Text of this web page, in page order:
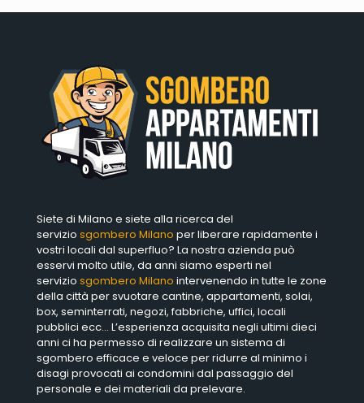
Siete di Milano e siete alla ricerca del
servizio sgombero Milano per liberare rapidamente i
vostri locali dal superfluo? La nostra azienda può
esservi molto utile, da anni siamo esperti nel
servizio sgombero Milano intervenendo in tutte le zone
della città per svuotare cantine, appartamenti, solai,
box, seminterrati, negozi, fabbriche, uffici, locali
pubblici ecc… L’esperienza acquisita negli ultimi dieci
anni ci ha permesso di realizzare un sistema di
sgombero efficace e veloce per ridurre al minimo i
disagi provocati ai condomini dal passaggio del
personale e dei materiali da prelevare.